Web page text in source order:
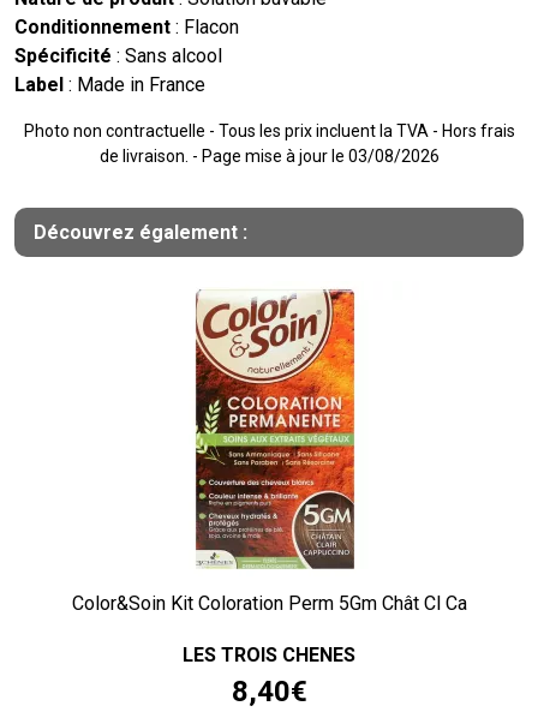
Conditionnement : Flacon
Spécificité : Sans alcool
Label : Made in France
Photo non contractuelle - Tous les prix incluent la TVA - Hors frais
de livraison. - Page mise à jour le 03/08/2026
Découvrez également :
Color&Soin Kit Coloration Perm 5Gm Chât Cl Ca
LES TROIS CHENES
8,40€